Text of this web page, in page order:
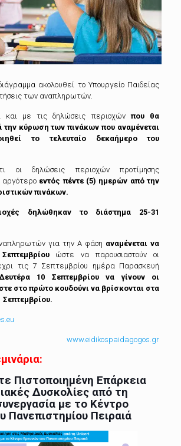
ακολουθεί το Υπουργείο Παιδείας
των αναπληρωτών.
και με τις δηλώσεις περιοχώνπου θα
την κύρωση των πινάκων που αναμένεται
το τελευταίο δεκαήμερο του
οι δηλώσεις περιοχών προτίμησης
αργότεροεντός πέντε (5) ημερών από την
πινάκων.
δηλώθηκαν το διάστημα 25-31
για την Α φάση αναμένεται να
ώστε να παρουσιαστούν οι
τις 7 Σεπτεμβρίου ημέρα Παρασκευή
10 Σεπτεμβρίου να γίνουν οι
στο πρώτο κουδούνι να βρίσκονται στα
Σεπτεμβρίου.
www.eidikospaidagogos.gr
Πιστοποιημένη Επάρκεια
Δυσκολίες από τη
με το Κέντρο
Πανεπιστημίου Πειραιά